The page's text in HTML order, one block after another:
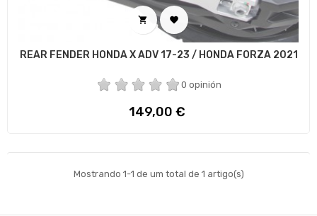
 
REAR FENDER HONDA X ADV 17-23 / HONDA FORZA 2021
0 opinión
Preço
149,00 €
Mostrando 1-1 de um total de 1 artigo(s)